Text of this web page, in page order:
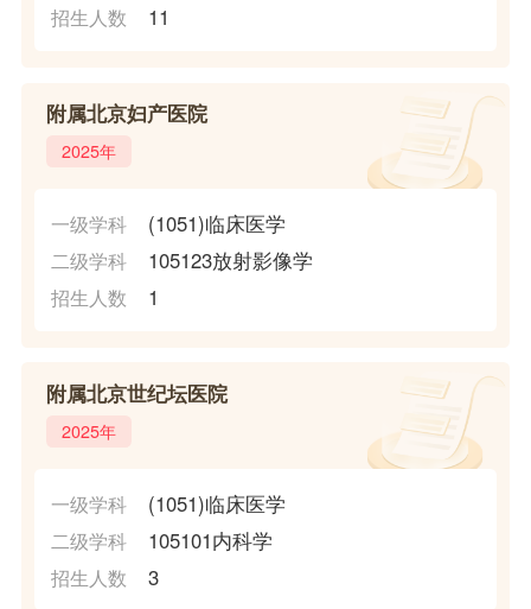
招生人数 11
附属北京妇产医院
2025年
一级学科 (1051)临床医学
二级学科 105123放射影像学
招生人数 1
附属北京世纪坛医院
2025年
一级学科 (1051)临床医学
二级学科 105101内科学
招生人数 3